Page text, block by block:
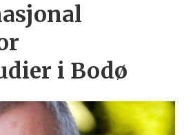
i Bodø